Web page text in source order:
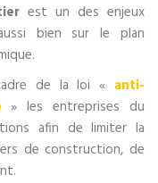
est un des enjeux
bien sur le plan
de la loi « anti-
» les entreprises du
afin de limiter la
de construction, de